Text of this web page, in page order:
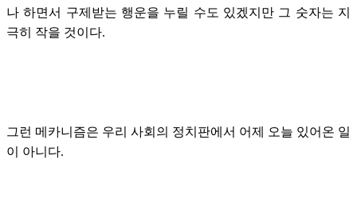
나 하면서 구제받는 행운을 누릴 수도 있겠지만 그 숫자는 지
극히 작을 것이다.
그런 메카니즘은 우리 사회의 정치판에서 어제 오늘 있어온 일
이 아니다.